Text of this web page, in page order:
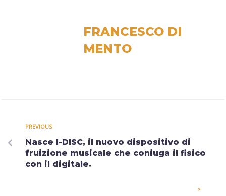
FRANCESCO DI
MENTO
PREVIOUS
Nasce I-DISC, il nuovo dispositivo di
fruizione musicale che coniuga il fisico
con il digitale.
>